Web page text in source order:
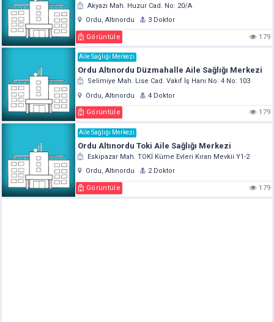
Akyazı Mah. Huzur Cad. No: 20/A
Ordu, Altınordu
3 Doktor
Görüntüle 179
Aile Sağlığı Merkezi
Ordu Altınordu Düzmahalle Aile Sağlığı Merkezi
Selimiye Mah. Lise Cad. Vakıf İş Hanı No: 4 No: 103
Ordu, Altınordu
4 Doktor
Görüntüle 179
Aile Sağlığı Merkezi
Ordu Altınordu Toki Aile Sağlığı Merkezi
Eskipazar Mah. TOKİ Küme Evleri Kıran Mevkii Y1-2
Ordu, Altınordu
2 Doktor
Görüntüle 179